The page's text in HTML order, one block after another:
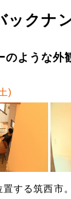
ックナ
のような外
)
する筑西市